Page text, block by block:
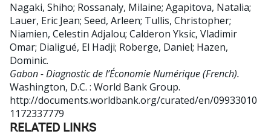
Nagaki, Shiho; Rossanaly, Milaine; Agapitova, Natalia;
Lauer, Eric Jean; Seed, Arleen; Tullis, Christopher;
Niamien, Celestin Adjalou; Calderon Yksic, Vladimir
Omar; Dialigué, El Hadji; Roberge, Daniel; Hazen,
Dominic.
Gabon - Diagnostic de l’Économie Numérique (French).
Washington, D.C. : World Bank Group.
http://documents.worldbank.org/curated/en/09933010
1172337779
RELATED LINKS